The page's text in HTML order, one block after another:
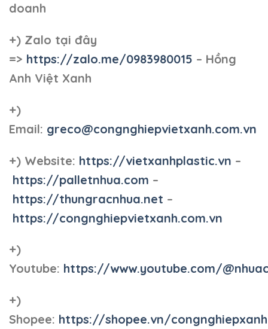
doanh
+) Zalo tại đây
=> https://zalo.me/0983980015 – Hồng
Anh Việt Xanh
+)
Email: greco@congnghiepvietxanh.com.vn
+) Website: https://vietxanhplastic.vn –
https://palletnhua.com –
https://thungracnhua.net –
https://congnghiepvietxanh.com.vn
+)
Youtube: https://www.youtube.com/
+)
Shopee: https://shopee.vn/